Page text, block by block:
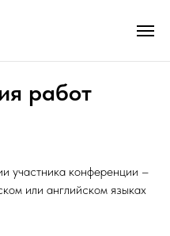
работ
участника конференции –
или английском языках